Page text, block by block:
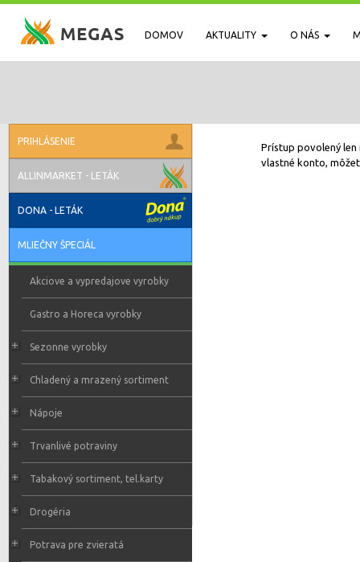
DOMOV AKTUALITY O NÁS
PRIHLÁSENIE
ALLINMARKET - LETÁK
DONA - LETÁK
MLIEČNY ŠPECIÁL
Akciove a vypredajove vyrobky
Gastro a Horeca vyrobky
Sezonne vyrobky
Chladený a mrazený sortiment
Nápoje
Trvanlivé potraviny
Tabakový sortiment, tel.karty
Drogéria
Potrava pre zvieratá
Prístup povolený len
vlastné konto,